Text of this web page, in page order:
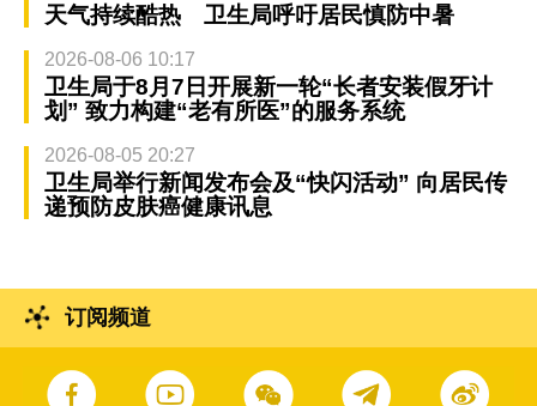
天气持续酷热 卫生局呼吁居民慎防中暑
2026-08-06 10:17
卫生局于8月7日开展新一轮“长者安装假牙计
划” 致力构建“老有所医”的服务系统
2026-08-05 20:27
卫生局举行新闻发布会及“快闪活动” 向居民传
递预防皮肤癌健康讯息
订阅频道